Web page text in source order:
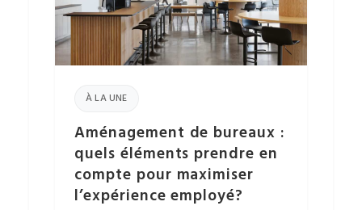
À LA UNE
Aménagement de bureaux :
quels éléments prendre en
compte pour maximiser
l’expérience employé?